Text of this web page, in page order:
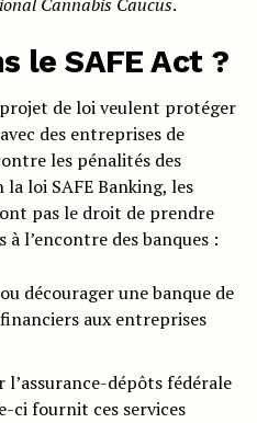
le SAFE Act ?
de loi veulent protéger
des entreprises de
les pénalités des
loi SAFE Banking, les
pas le droit de prendre
l’encontre des banques :
décourager une banque de
aux entreprises
dépôts fédérale
ci fournit ces services